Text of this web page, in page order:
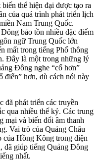
thể hiện đại được tạo ra
của quá trình phát triển lịch
Nam Trung Quốc.
bảo tồn nhiều đặc điểm
ngữ Trung Quốc lớn
mất trong tiếng Phổ thông
Đây là một trong những lý
Đông nghe “cổ hơn”
điển” hơn, dù cách nói này
đã phát triển các truyền
qua nhiều thế kỷ. Các trung
mại và biến đổi âm thanh
Vai trò của Quảng Châu
của Hồng Kông trong điện
đã giúp tiếng Quảng Đông
nhất.